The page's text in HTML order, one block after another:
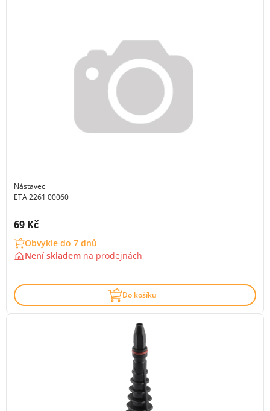
Nástavec
ETA 2261 00060
Cena s DPH:
69 Kč
Obvykle do 7 dnů
Není skladem na prodejnách
Do košíku